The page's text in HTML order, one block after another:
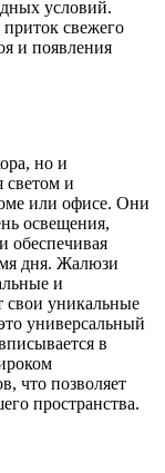
условий.
свежего
и появления
но и
светом и
или офисе. Они
освещения,
обеспечивая
дня. Жалюзи
и
свои уникальные
универсальный
в
что позволяет
пространства.